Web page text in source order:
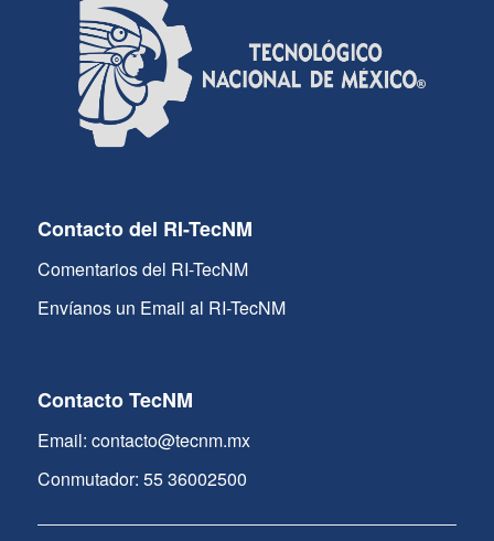
Contacto del RI-TecNM
Comentarios del RI-TecNM
Envíanos un Email al RI-TecNM
Contacto TecNM
Email: contacto@tecnm.mx
Conmutador: 55 36002500